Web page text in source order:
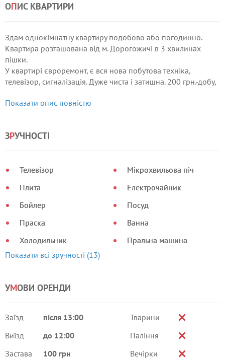
ОПИС КВАРТИРИ
Здам однокімнатну квартиру подобово або погодинно.
Квартира розташована від м. Дорогожичі в 3 хвилинах
пішки.
У квартирі євроремонт, є вся нова побутова техніка,
телевізор, сигналізація. Дуже чиста і затишна. 200 грн.-добу,
Надаються необхідних звітних документів.
Показати опис повністю
ЗРУЧНОСТІ
Телевізор
Плита
Бойлер
Праска
Холодильник
Мікрохвильова піч
Електрочайник
Посуд
Ванна
Пральна машина
Показати всі зручності (13)
УМОВИ ОРЕНДИ
Заїзд
після 13:00
Виїзд
до 12:00
Застава
100 грн
Тварини
Паління
Вечірки